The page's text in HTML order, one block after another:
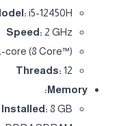
i5-12450H
Speed: 2 GHz
core (8 Core™)
Threads: 12
Memory:
8 GB